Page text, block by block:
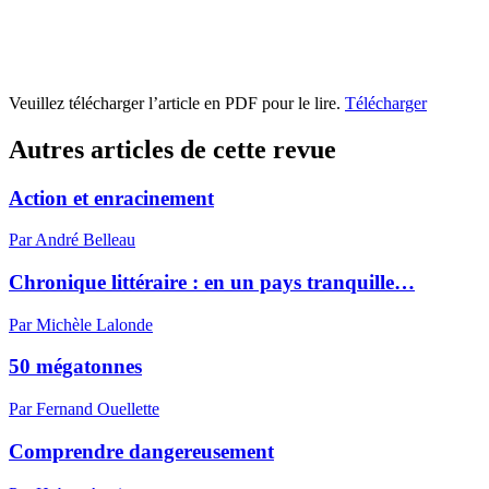
Veuillez télécharger l’article en PDF pour le lire. Télécharger
Autres articles de cette revue
Action et enracinement
Par André Belleau
Chronique littéraire : en un pays tranquille…
Par Michèle Lalonde
50 mégatonnes
Par Fernand Ouellette
Comprendre dangereusement